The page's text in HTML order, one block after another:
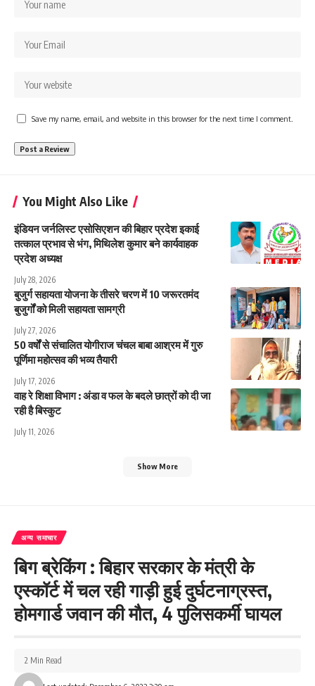
Save my name, email, and website in this browser for the next time I comment.
You Might Also Like
इंडियन जर्नलिस्ट एसोसिएशन की बिहार प्रदेश इकाई
तत्काल प्रभाव से भंग, मिथिलेश कुमार बने कार्यवाहक
प्रदेश अध्यक्ष
July 28, 2026
बुजुर्ग सहायता योजना के तीसरे चरण में 10 जरूरतमंद
बुजुर्गों को मिली सहायता सामग्री
July 27, 2026
50 वर्षों से संचालित योगीराज चंचल बाबा आश्रम में गुरु
पूर्णिमा महोत्सव की भव्य तैयारी
July 17, 2026
वाह रे शिक्षा विभाग : अंडा व फल के बदले छात्रों को दी जा
रही है बिस्कुट
July 11, 2026
Show More
अन्य समाचार
बिग ब्रेकिंग : बिहार सरकार के मंत्री के
एस्कॉर्ट में चल रही गाड़ी हुई दुर्घटनाग्रस्त,
होमगार्ड जवान की मौत, 4 पुलिसकर्मी घायल
2 Min Read